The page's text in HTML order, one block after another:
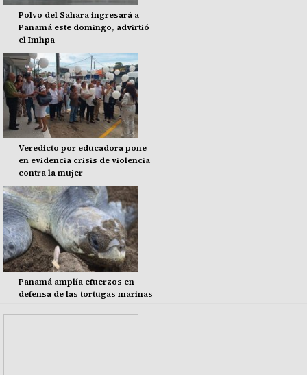
Polvo del Sahara ingresará a
Panamá este domingo, advirtió
el Imhpa
Veredicto por educadora pone
en evidencia crisis de violencia
contra la mujer
Panamá amplía efuerzos en
defensa de las tortugas marinas